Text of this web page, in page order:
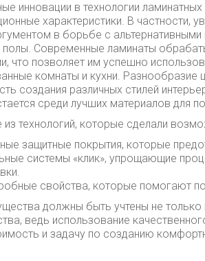
инновации в технологии
характеристики. В частности,
в борьбе с альтернативными
полы. Современные ламинаты
что позволяет им успешно
комнаты и кухни.
создания различных стилей
среди лучших материалов для
из технологий, которые сделали
защитные покрытия, которые
системы «клик», упрощающие
свойства, которые помогают
должны быть учтены не
ведь использование
и задачу по созданию